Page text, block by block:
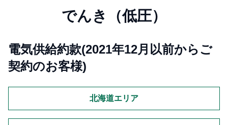
でんき（低圧）
電気供給約款(2021年12月以前からご
契約のお客様)
北海道エリア